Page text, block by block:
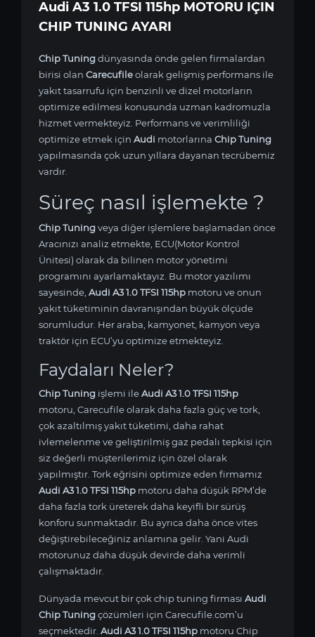
Audi A3 1.0 TFSI 115hp MOTORU IÇIN
CHIP TUNING AYARI
Chip Tuningdünyasında önde gelen firmalardan
birisi olan Carecufileolarak gelişmiş performans ile
yakıt tasarrufu için benzinli ve dizel motorların
optimize edilmesi konusunda uzman kadromuzla
hizmet vermekteyiz. Performans ve verimliliği
optimize etmek için Audi motorlarına Chip Tuning
yapılmasında çok uzun yıllara dayanan tecrübemiz
vardır.
Süreç nasıl işlemekte ?
Chip Tuningveya diğer işlemlere başlamadan önce
Aracınızı analiz etmekte, ECU(Motor Kontrol
Ünitesi) olarak da bilinen motor yönetimi
programını ayarlamaktayız. Bu motor yazılımı
sayesinde, Audi A3 1.0 TFSI 115hp motoru ve onun
yakıt tüketiminin davranışından büyük ölçüde
sorumludur. Her araba, kamyonet, kamyon veya
traktör için ECU’yu optimize etmekteyiz.
Faydaları Neler?
Chip Tuning işlemi ileAudi A3 1.0 TFSI 115hp
motoru, Carecufile olarak daha fazla güç ve tork,
çok azaltılmış yakıt tüketimi, daha rahat
ivlemelenme ve geliştirilmiş gaz pedalı tepkisi için
siz değerli müşterilerimiz için özel olarak
yapılmıştır. Tork eğrisini optimize eden firmamız
Audi A3 1.0 TFSI 115hp motoru daha düşük RPM’de
daha fazla tork üreterek daha keyifli bir sürüş
konforu sunmaktadır. Bu ayrıca daha önce vites
değiştirebileceğiniz anlamına gelir. Yani Audi
motorunuz daha düşük devirde daha verimli
çalışmaktadır.
Dünyada mevcut bir çok chip tuning firması Audi
Chip Tuningçözümleri için Carecufile.com’u
seçmektedir. Audi A3 1.0 TFSI 115hp motoru Chip